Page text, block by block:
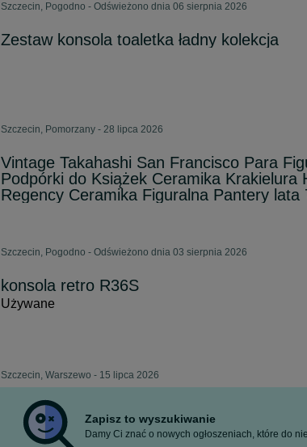
Szczecin, Pogodno - Odświeżono dnia 06 sierpnia 2026
Zestaw konsola toaletka ładny kolekcja
Szczecin, Pomorzany - 28 lipca 2026
Vintage Takahashi San Francisco Para
Podpórki do Książek Ceramika Krakielura
Regency Ceramika Figuralna Pantery lata
Szczecin, Pogodno - Odświeżono dnia 03 sierpnia 2026
konsola retro R36S
Używane
Szczecin, Warszewo - 15 lipca 2026
Zapisz to wyszukiwanie
Damy Ci znać o nowych ogłoszeniach, które do